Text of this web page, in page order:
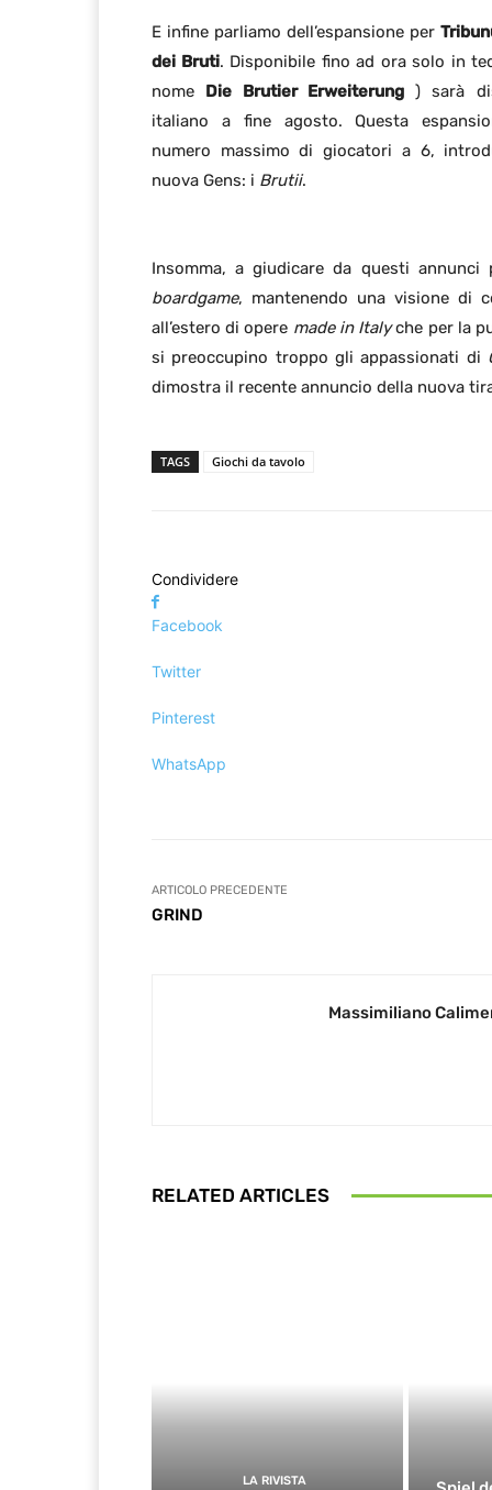
E infine parliamo dell’espansione per
dei Bruti. Disponibile fino ad ora solo in
nome Die Brutier Erweiterung) sarà
italiano a fine agosto. Questa
numero massimo di giocatori a 6,
nuova Gens: i Brutii.
Insomma, a giudicare da questi
boardgame, mantenendo una visione di
all’estero di opere made in Italyche per la
si preoccupino troppo gli appassionati di
dimostra il recente annuncio della nuova
TAGS Giochi da tavolo
Condividere
Facebook
Twitter
Pinterest
WhatsApp
ARTICOLO PRECEDENTE
GRIND
Massimiliano
RELATED ARTICLES
LA RIVISTA